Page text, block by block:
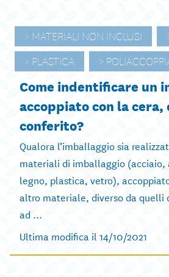
MATERIALI NON INCLUSI
PLASTICA
Come indentificare un
accoppiato con la cera,
conferito?
Qualora l’imballaggio sia
materiali di imballaggio
legno, plastica, vetro),
altro materiale, diverso da quelli
ad ...
Ultima modifica il 14/10/2021